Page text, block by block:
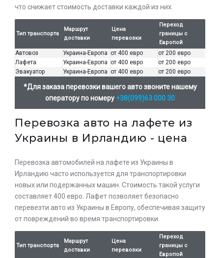
что снижает стоимость доставки каждой из них.
Тип транспорта
Маршрут
доставки
Цена
перевозки
Переход
границы с
Европой
Автовоз Украина-Европа от 400 евро
от 200 евро
Лафета
Украина-Европа от 400 евро
от 200 евро
Эвакуатор
Украина-Европа от 400 евро от 200 евро
*Для заказа перевозки вашего авто звоните нашему
оператору по номеру +38(099)63 000 30
Перевозка авто на лафете из
Украины в Ирландию - цена
Перевозка автомобилей на лафете из Украины в
Ирландию часто используется для транспортировки
новых или подержанных машин. Стоимость такой услуги
составляет 400 евро. Лафет позволяет безопасно
перевезти авто из Украины в Европу, обеспечивая защиту
от повреждений во время транспортировки.
Тип транспорта
Маршрут
доставки
Цена
перевозки
Переход
границы с
Европой
стоимости услуг с нашим
оператором